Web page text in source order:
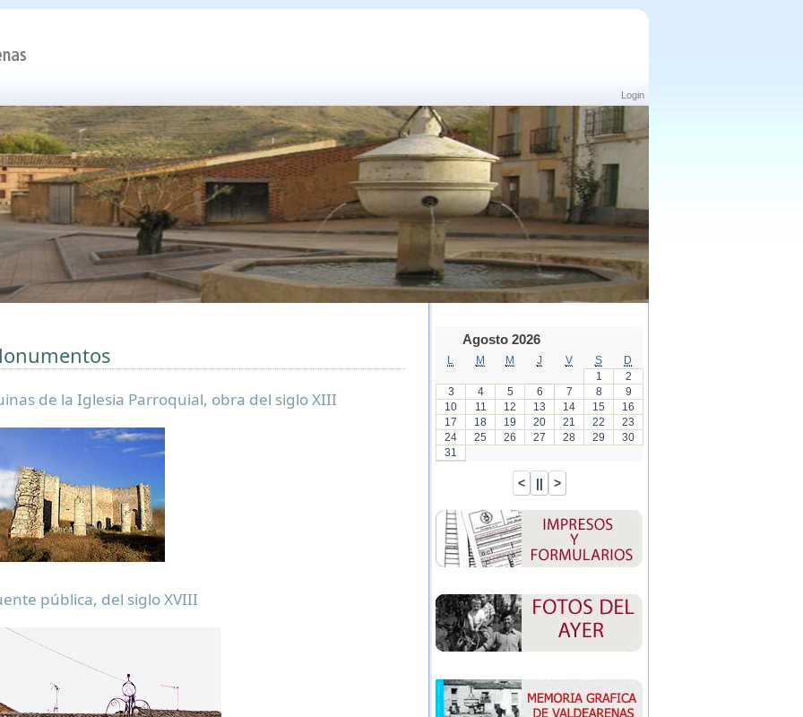
Login
de la Iglesia Parroquial, obra del siglo XIII
pública, del siglo XVIII
Agosto 2026
M M J V S
D
1
2
3
4 5 6 7 8
9
10
11 12 13 14 15
16
17
18 19 20 21 22
23
24
25 26 27 28 29
30
31